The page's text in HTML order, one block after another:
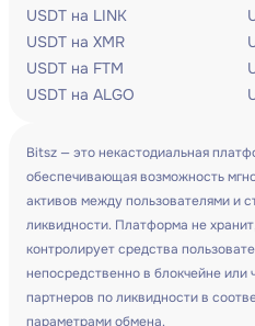
USDT на LINK
USDT на XMR
USDT на FTM
USDT на ALGO
Bitsz — это некастодиальная
обеспечивающая возможность
активов между пользователями и
ликвидности. Платформа не
контролирует средства
непосредственно в блокчейне или
партнеров по ликвидности в
параметрами обмена.